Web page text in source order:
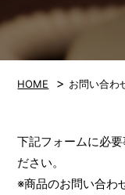
HOME > お問い合わ
下記フォームに必
ださい。
※商品のお問い合わ